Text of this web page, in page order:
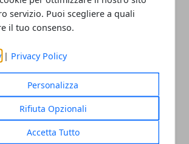
servizio. Puoi scegliere a quali
il tuo consenso.
| Privacy Policy
Personalizza
Rifiuta Opzionali
Accetta Tutto